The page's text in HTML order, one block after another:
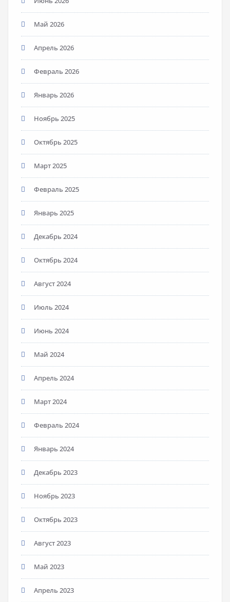
Май 2026
Апрель 2026
Февраль 2026
Январь 2026
Ноябрь 2025
Октябрь 2025
Март 2025
Февраль 2025
Январь 2025
Декабрь 2024
Октябрь 2024
Август 2024
Июль 2024
Июнь 2024
Май 2024
Апрель 2024
Март 2024
Февраль 2024
Январь 2024
Декабрь 2023
Ноябрь 2023
Октябрь 2023
Август 2023
Май 2023
Апрель 2023